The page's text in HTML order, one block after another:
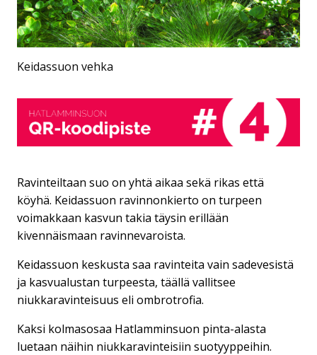
Keidassuon vehka
Ravinteiltaan suo on yhtä aikaa sekä rikas että
köyhä. Keidassuon ravinnonkierto on turpeen
voimakkaan kasvun takia täysin erillään
kivennäismaan ravinnevaroista.
Keidassuon keskusta saa ravinteita vain sadevesistä
ja kasvualustan turpeesta, täällä vallitsee
niukkaravinteisuus eli ombrotrofia.
Kaksi kolmasosaa Hatlamminsuon pinta-alasta
luetaan näihin niukkaravinteisiin suotyyppeihin.